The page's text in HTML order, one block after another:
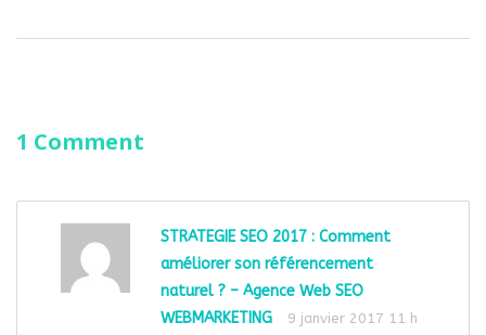
1 Comment
STRATEGIE SEO 2017 : Comment
améliorer son référencement
naturel ? – Agence Web SEO
WEBMARKETING
9 janvier 2017 11 h